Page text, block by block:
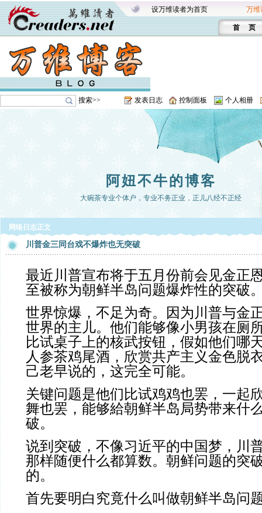
设万维读者为首页 万维
首 页
搜索>> 发表日志 控制面板 个人相册
阿妞不牛的博客
大碗茶专业个体户，专业不务正业，正儿八经不正经
网络日志正文
川普金三同台戏不爆炸也无突破
最近川普宣布将于五月份前会见金正
至被称为朝鲜半岛问题爆炸性的突破
世界惊爆，不足为奇。因为川普与金
世界的主儿。他们能够像小男孩在厕
比试桌子上的核武按钮，假如他们哪
人参茶鸡尾酒，欣赏共产主义金色脱
己老早说的，这完全可能。
关键问题是他们比试鸡鸡也罢，一起
舞也罢，能够給朝鲜半岛局势带来什
破。
说到突破，不像习近平的中国梦，川
那样随便什么都算数。朝鲜问题的突
的。
首先要明白究竟什么叫做朝鲜半岛问